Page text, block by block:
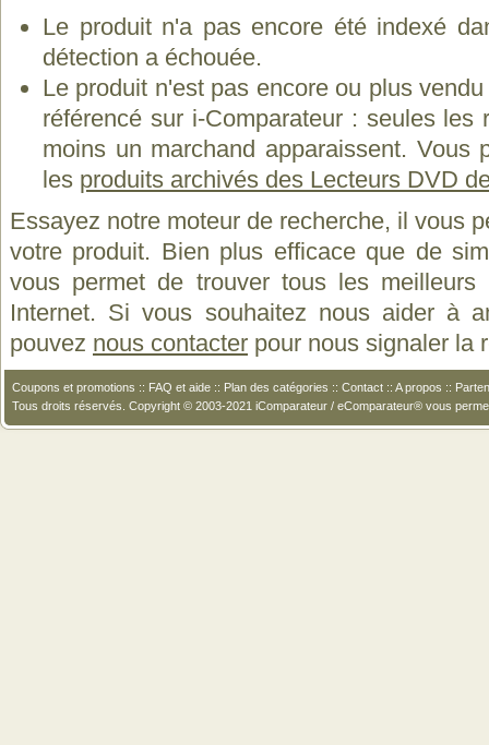
Le produit n'a pas encore été indexé
détection a échouée.
Le produit n'est pas encore ou plus
référencé sur i-Comparateur : seules les
moins un marchand apparaissent. Vous
les produits archivés des Lecteurs DVD
Essayez notre moteur de recherche, il vous
votre produit. Bien plus efficace que de
vous permet de trouver tous les
Internet. Si vous souhaitez nous aider à
pouvez nous contacter pour nous signaler la
Coupons et promotions :: FAQ et aide :: Plan des catégories :: Contact :: A propos ::
Tous droits réservés. Copyright © 2003-2021 iComparateur / eComparateur® vous